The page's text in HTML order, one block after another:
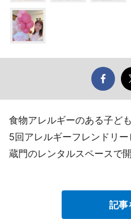
食物アレルギーのある子ど
5回アレルギーフレンドリ
蔵門のレンタルスペースで開
記事